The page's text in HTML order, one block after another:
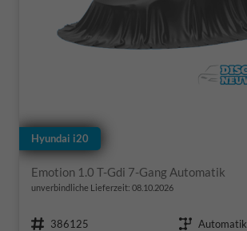
Hyundai i20
Emotion 1.0 T-Gdi 7-Gang Automatik
unverbindliche Lieferzeit: 08.10.2026
Fahrzeugnr. 386125 Getriebe Automatik